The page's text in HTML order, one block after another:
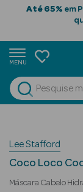
Até 65% em
MENU
Ver Tudo
Beauty
Cabelo
Máscaras
Lee Stafford
Coco Loco
Máscara Cabelo